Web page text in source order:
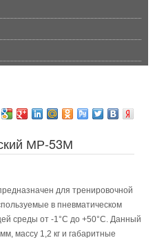
МР-53М
для тренировочной
в пневматическом
среды от -1°С до +50°С. Данный
массу 1,2 кг и габаритные